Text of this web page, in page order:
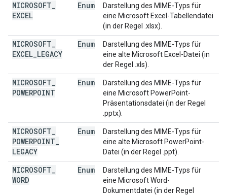
MICROSOFT
EXCEL
Enum
Darstellung des MIME-Typs für
eine Microsoft Excel-Tabellendatei
(in der Regel .xlsx).
MICROSOFT
EXCEL LEGACY
Enum
Darstellung des MIME-Typs für
eine alte Microsoft Excel-Datei (in
der Regel .xls).
MICROSOFT
POWERPOINT
Enum
Darstellung des MIME-Typs für
eine Microsoft PowerPoint-
Präsentationsdatei (in der Regel
.pptx).
MICROSOFT
POWERPOINT
LEGACY
Enum
Darstellung des MIME-Typs für
eine alte Microsoft PowerPoint-
Datei (in der Regel .ppt).
MICROSOFT
WORD
Enum
Darstellung des MIME-Typs für
eine Microsoft Word-
Dokumentdatei (in der Regel